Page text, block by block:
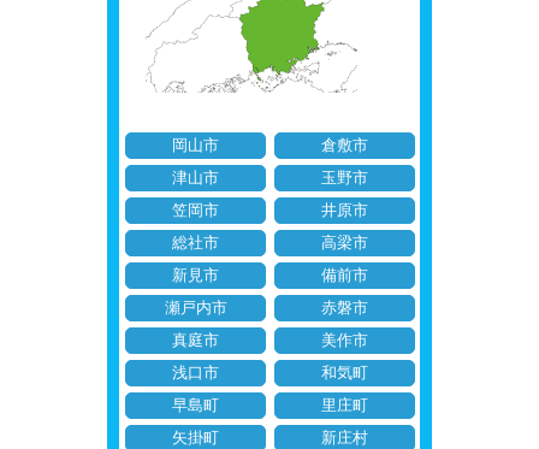
岡山市
倉敷市
津山市
玉野市
笠岡市
井原市
総社市
高梁市
新見市
備前市
瀬戸内市
赤磐市
真庭市
美作市
浅口市
和気町
早島町
里庄町
矢掛町
新庄村